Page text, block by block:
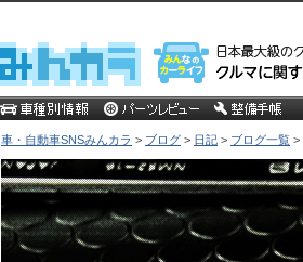
車・自動車SNSみんカラ > ブログ > 日記 > ブログ一覧 >